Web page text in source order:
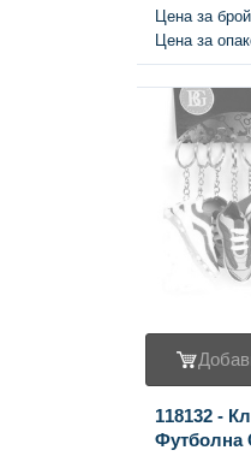
бр.)
Цена за брой
Цена за
118132 -
Футболна